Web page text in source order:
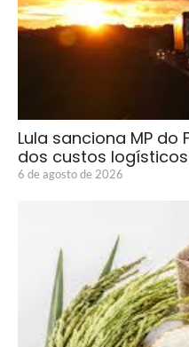
Lula sanciona MP
dos custos logísticos
6 de agosto de 2026